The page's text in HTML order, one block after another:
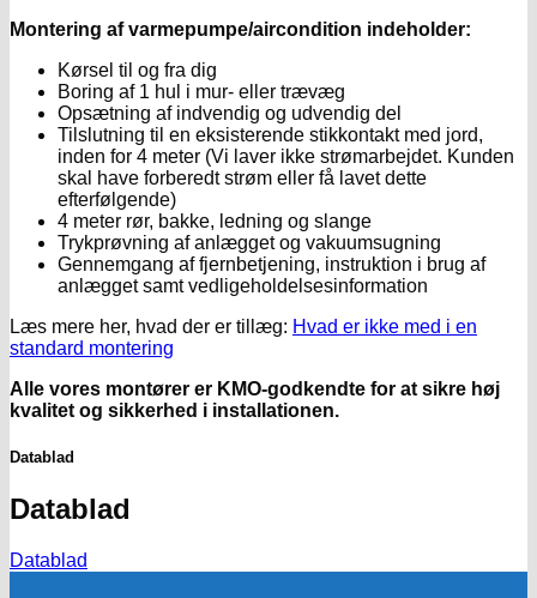
Montering af varmepumpe/aircondition indeholder:
Kørsel til og fra dig
Boring af 1 hul i mur- eller trævæg
Opsætning af indvendig og udvendig del
Tilslutning til en eksisterende stikkontakt med jord,
inden for 4 meter (Vi laver ikke strømarbejdet. Kunden
skal have forberedt strøm eller få lavet dette
efterfølgende)
4 meter rør, bakke, ledning og slange
Trykprøvning af anlægget og vakuumsugning
Gennemgang af fjernbetjening, instruktion i brug af
anlægget samt vedligeholdelsesinformation
Læs mere her, hvad der er tillæg: Hvad er ikke med i en
standard montering
Alle vores montører er KMO-godkendte for at sikre høj
kvalitet og sikkerhed i installationen.
Datablad
Datablad
Datablad